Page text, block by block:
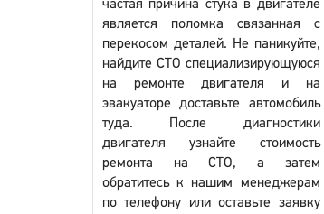
частая причина стука в двигателе
является поломка связанная с
перекосом деталей. Не паникуйте,
найдите СТО специализирующуюся
на ремонте двигателя и на
эвакуаторе доставьте автомобиль
туда. После диагностики
двигателя узнайте стоимость
ремонта на СТО, а затем
обратитесь к нашим менеджерам
по телефону или оставьте заявку